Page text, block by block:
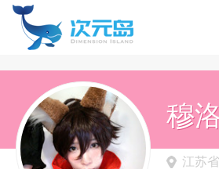
穆
江苏